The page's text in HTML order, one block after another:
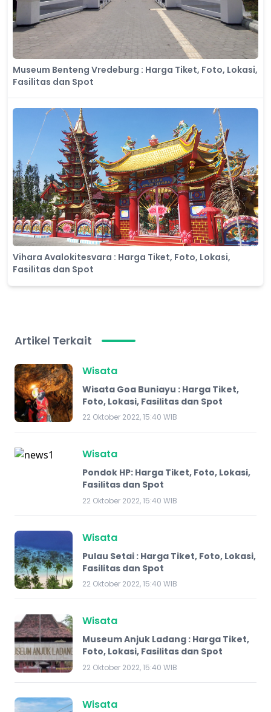
Museum Benteng Vredeburg : Harga Tiket, Foto, Lokasi,
Fasilitas dan Spot
Vihara Avalokitesvara : Harga Tiket, Foto, Lokasi,
Fasilitas dan Spot
Artikel Terkait
Wisata
Wisata Goa Buniayu : Harga Tiket,
Foto, Lokasi, Fasilitas dan Spot
22 Oktober 2022, 15:40 WIB
Wisata
Pondok HP: Harga Tiket, Foto, Lokasi,
Fasilitas dan Spot
22 Oktober 2022, 15:40 WIB
Wisata
Pulau Setai : Harga Tiket, Foto, Lokasi,
Fasilitas dan Spot
22 Oktober 2022, 15:40 WIB
Wisata
Museum Anjuk Ladang : Harga Tiket,
Foto, Lokasi, Fasilitas dan Spot
22 Oktober 2022, 15:40 WIB
Wisata